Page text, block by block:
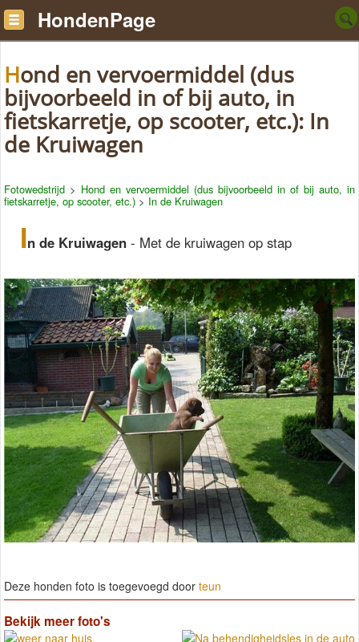
HondenPage
Hond en vervoermiddel (dus
bijvoorbeeld in of bij auto, in
fietskarretje, op scooter, etc.): In
de Kruiwagen
Fotowedstrijd > Hond en vervoermiddel (dus bijvoorbeeld in of bij auto, in
fietskarretje, op scooter, etc.) > In de Kruiwagen
In de Kruiwagen - Met de kruiwagen op stap
Deze honden foto is toegevoegd door teun
Bekijk meer foto's